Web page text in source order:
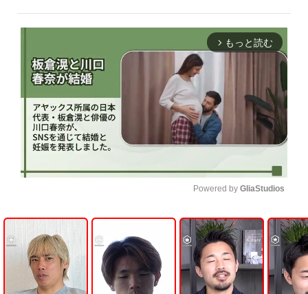
arrow_forward_ios もっと読む
U
n
m
u
t
e
Powered by GliaStudios